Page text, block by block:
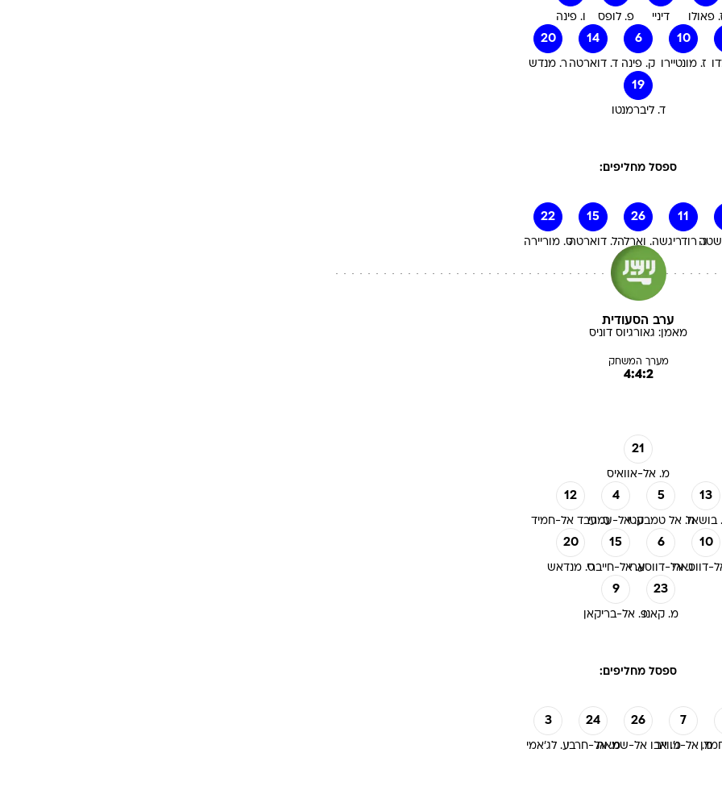
ו. פינה פ. לופס דיניי פאולו
20
ר. מנדש
14
ד. דוארטה
6
ק. פינה
10
ז. מונטיירו
19
ד. ליברמנטו
ספסל מחליפים:
22
ס. מוריירה
15
ל. דוארטה
26
ה. וארלה
11
ג. רודריגש
ערב הסעודית
מאמן: גאורגיוס דוניס
מערך המשחק
4:4:2
21
מ. אל-אוואיס
12
ס. עבד אל-חמיד
4
ע. אל-עמרי
5
ח. אל טמבקטי
13
בושאל
20
ס. מנדאש
15
ע. אל-חייברי
6
נ. אל-דווסארי
10
דווסארי
9
פ. אל-בריקאן
23
מ. קאנו
ספסל מחליפים:
3
ע. לג'אמי
24
מ. אל-חרבי
26
מ. אבו אל-שמאת
7
מ. אל-ג'ווייר